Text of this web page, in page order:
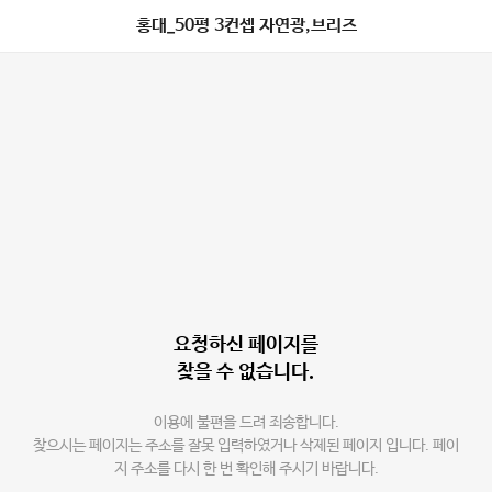
홍대_50평 3컨셉 자연광,브리즈
요청하신 페이지를
찾을 수 없습니다.
이용에 불편을 드려 죄송합니다.
찾으시는 페이지는 주소를 잘못 입력하였거나 삭제된 페이지 입니다. 페이
지 주소를 다시 한 번 확인해 주시기 바랍니다.